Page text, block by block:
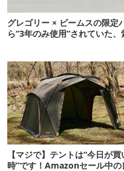
グレゴリー × ビームスの限定
ら“3年のみ使用”されていた
【マジで】テントは“今日が買
時”です！Amazonセール中の